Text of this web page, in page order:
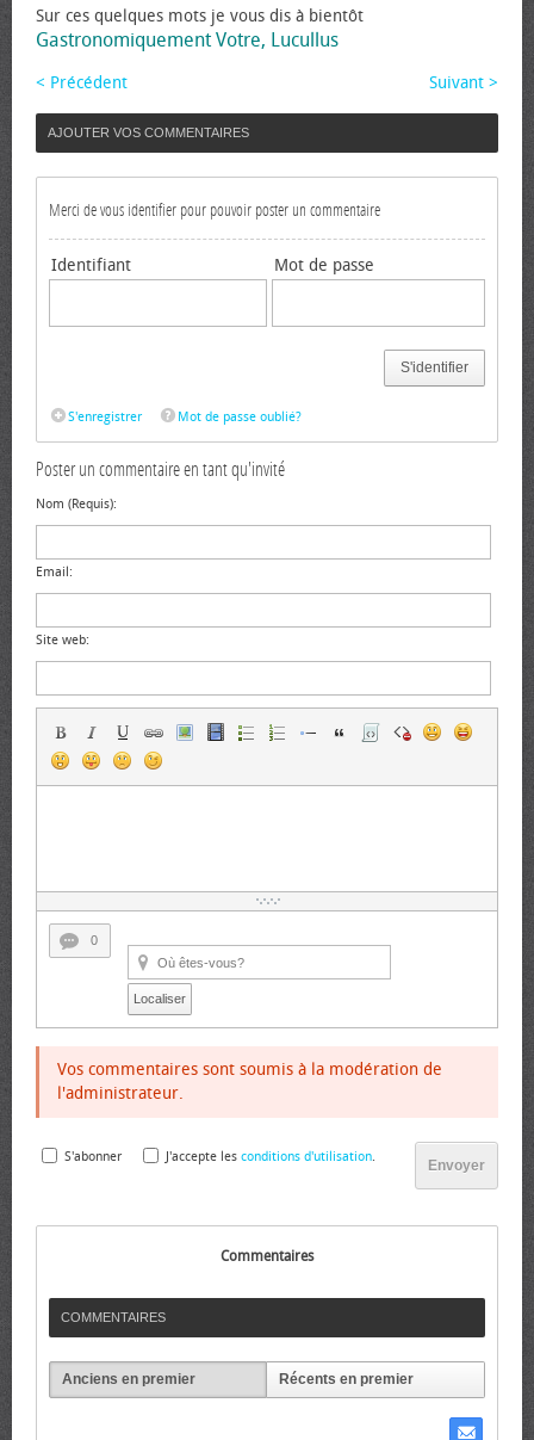
Sur ces quelques mots je vous dis à bientôt
Gastronomiquement Votre, Lucullus
< Précédent Suivant >
AJOUTER VOS COMMENTAIRES
Merci de vous identifier pour pouvoir poster un commentaire
Identifiant Mot de passe
S'identifier
S'enregistrer Mot de passe oublié?
Poster un commentaire en tant qu'invité
Nom (Requis):
Email:
Site web:
0
Localiser
Vos commentaires sont soumis à la modération de
l'administrateur.
Envoyer
S'abonner J'accepte les conditions d'utilisation.
Commentaires
COMMENTAIRES
Anciens en premier Récents en premier